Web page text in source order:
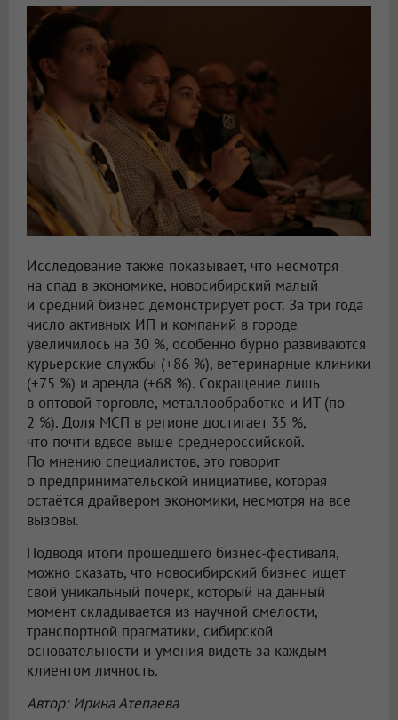
Исследование также показывает, что несмотря
на спад в экономике, новосибирский малый
и средний бизнес демонстрирует рост. За три года
число активных ИП и компаний в городе
увеличилось на 30 %, особенно бурно развиваются
курьерские службы (+86 %), ветеринарные клиники
(+75 %) и аренда (+68 %). Сокращение лишь
в оптовой торговле, металлообработке и ИТ (по –
2 %). Доля МСП в регионе достигает 35 %,
что почти вдвое выше среднероссийской.
По мнению специалистов, это говорит
о предпринимательской инициативе, которая
остаётся драйвером экономики, несмотря на все
вызовы.
Подводя итоги прошедшего бизнес-фестиваля,
можно сказать, что новосибирский бизнес ищет
свой уникальный почерк, который на данный
момент складывается из научной смелости,
транспортной прагматики, сибирской
основательности и умения видеть за каждым
клиентом личность.
Автор: Ирина Атепаева